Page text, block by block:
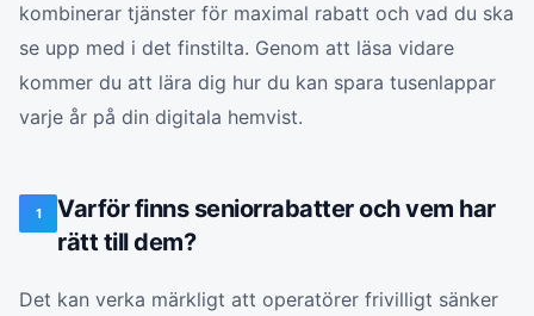
kombinerar tjänster för maximal rabatt och vad du ska
se upp med i det finstilta. Genom att läsa vidare
kommer du att lära dig hur du kan spara tusenlappar
varje år på din digitala hemvist.
1
Varför finns seniorrabatter och vem har
rätt till dem?
Det kan verka märkligt att operatörer frivilligt sänker